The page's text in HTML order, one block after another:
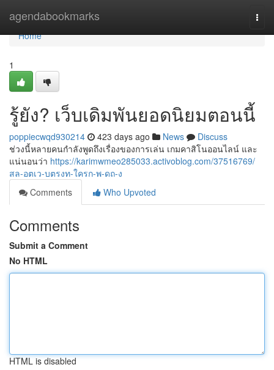
agendabookmarks
Home
Home
1
รู้ยัง? เว็บเดิมพันยอดนิยมตอนนี้
poppiecwqd930214 423 days ago News
Discuss
ช่วงนี้หลายคนกำลังพูดถึงเรื่องของการเล่น เกมคาสิโนออนไลน์ และ
แน่นอนว่า https://karimwmeo285033.activoblog.com/37516769/
สล-อตเว-บตรงท-ใครก-พ-ดถ-ง
Comments
Who Upvoted
Comments
Submit a Comment
No HTML
HTML is disabled